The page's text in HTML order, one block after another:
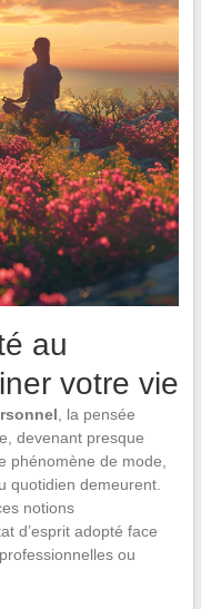
au
votre vie
, la pensée
devenant presque
phénomène de mode,
quotidien demeurent.
notions
d’esprit adopté face
ou